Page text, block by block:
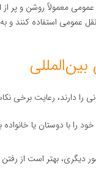
معمولاً روشن و پر
استفاده کنند و به
را دارند، رعایت برخی
را با دوستان یا
دیگری، بهتر است از